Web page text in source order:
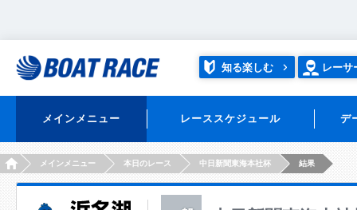
知る楽しむ レーサ
メインメニュー レーススケジュール デ
HOMEメインメニュー 本日のレース 中日新聞東海本社杯 結果